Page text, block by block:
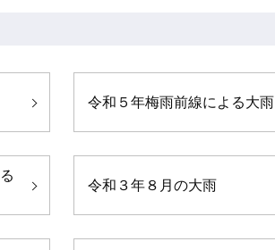
令和５年梅雨前線による大雨
令和３年８月の大雨